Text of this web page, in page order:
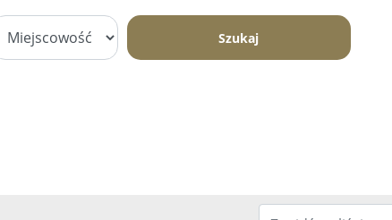
Szukaj